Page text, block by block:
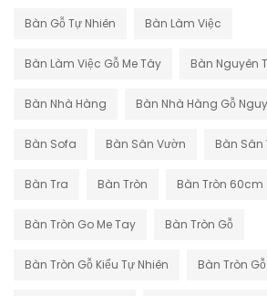
Bàn Gỗ Tự Nhiên Bàn Làm Việc
Bàn Làm Việc Gỗ Me Tây Bàn Nguyên
Bàn Nhà Hàng Bàn Nhà Hàng Gỗ
Bàn Sofa Bàn Sân Vườn Bàn Sân
Bàn Tra Bàn Tròn Bàn Tròn 60cm
Bàn Tròn Go Me Tay Bàn Tròn Gỗ
Bàn Tròn Gỗ Kiểu Tự Nhiên Bàn Tròn